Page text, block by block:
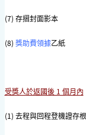
(7) 存摺封面影本
(8) 獎助費領據乙紙
受獎人於返國後 1 個月內
(1) 去程與回程登機證存